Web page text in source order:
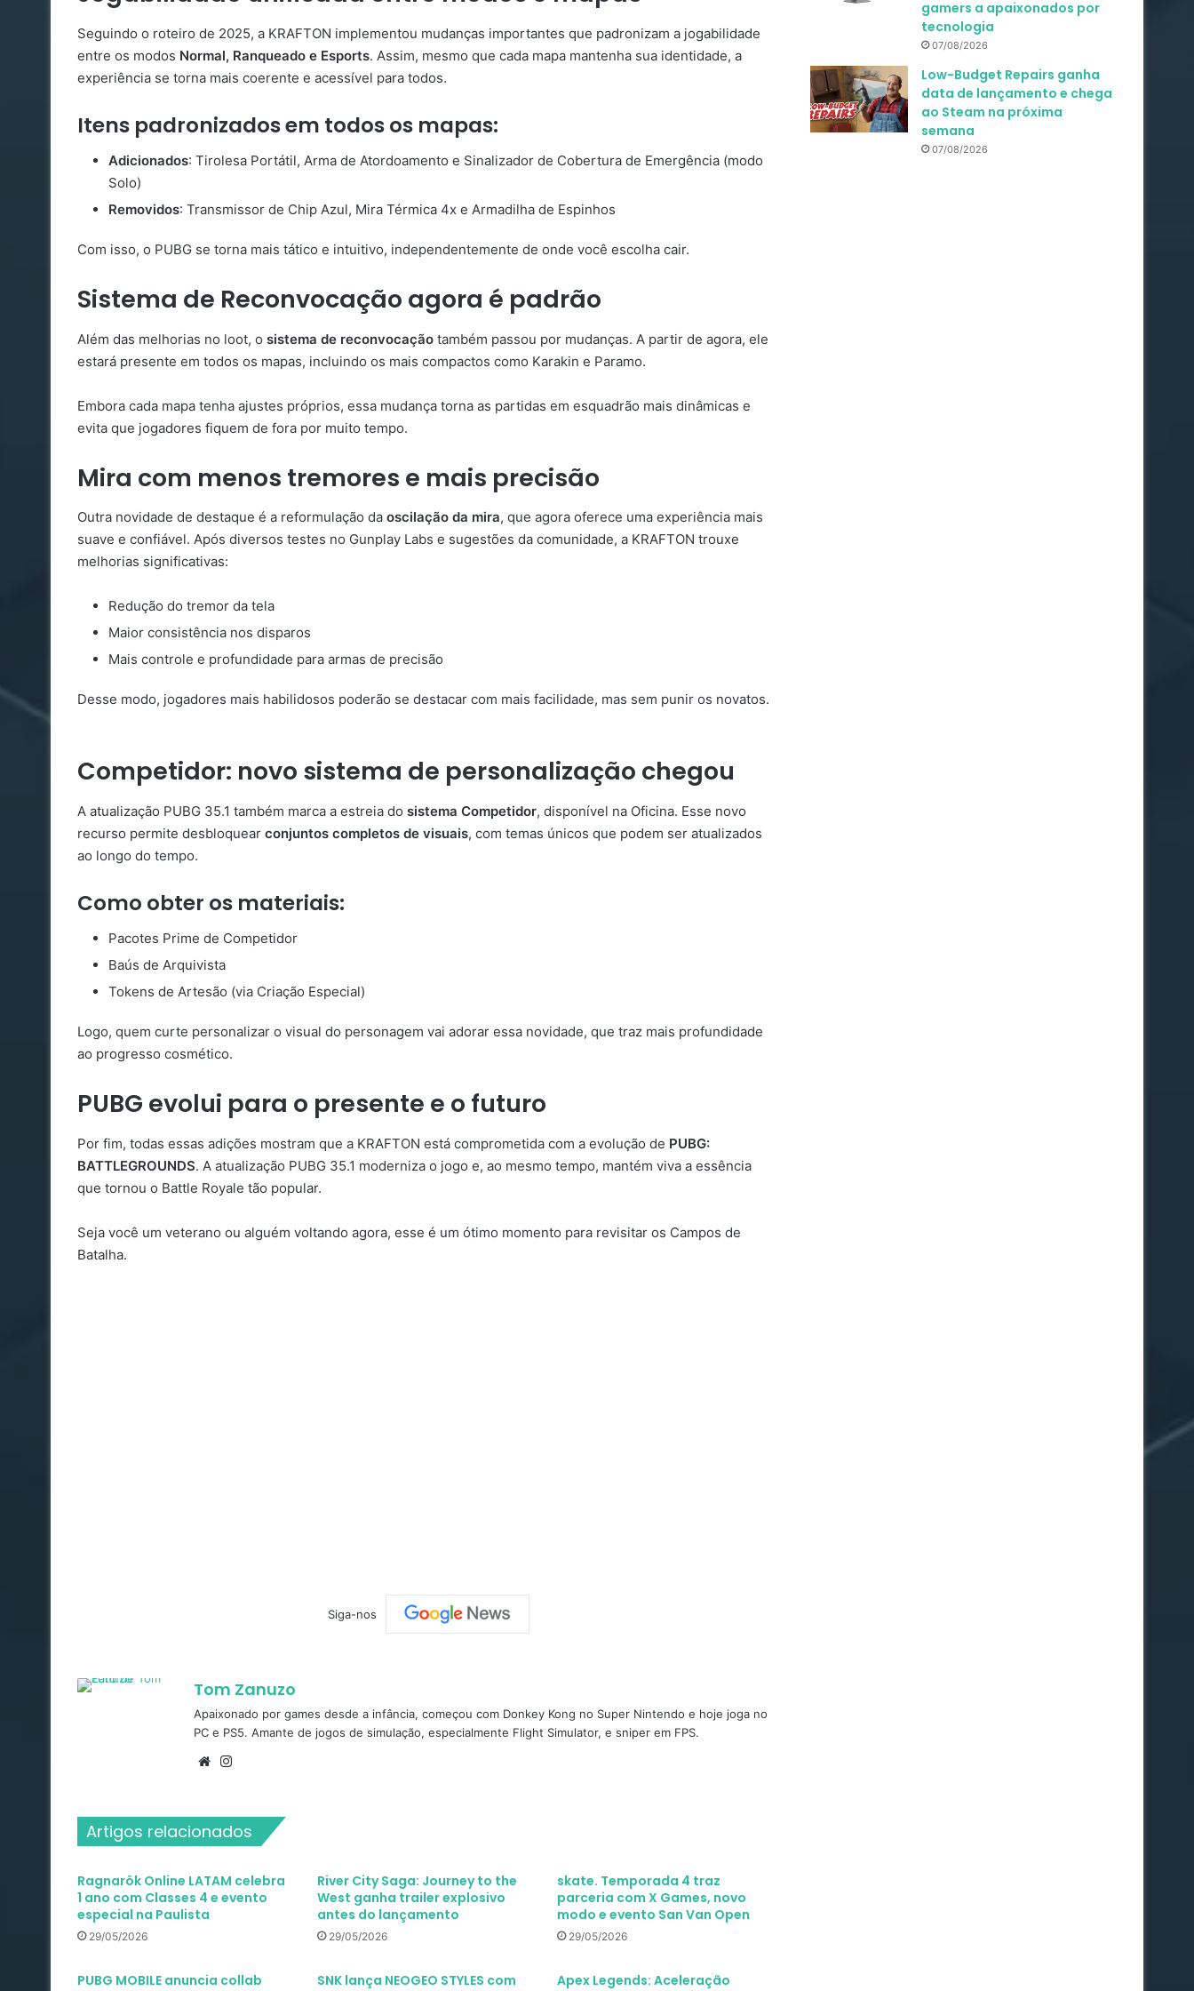
Seguindo o roteiro de 2025, a KRAFTON implementou mudanças importantes que padronizam a jogabilidade
entre os modos Normal, Ranqueado e Esports. Assim, mesmo que cada mapa mantenha sua identidade, a
experiência se torna mais coerente e acessível para todos.
Itens padronizados em todos os mapas:
Adicionados: Tirolesa Portátil, Arma de Atordoamento e Sinalizador de Cobertura de Emergência (modo
Solo)
Removidos: Transmissor de Chip Azul, Mira Térmica 4x e Armadilha de Espinhos
Com isso, o PUBG se torna mais tático e intuitivo, independentemente de onde você escolha cair.
Sistema de Reconvocação agora é padrão
Além das melhorias no loot, o sistema de reconvocação também passou por mudanças. A partir de agora, ele
estará presente em todos os mapas, incluindo os mais compactos como Karakin e Paramo.
Embora cada mapa tenha ajustes próprios, essa mudança torna as partidas em esquadrão mais dinâmicas e
evita que jogadores fiquem de fora por muito tempo.
Mira com menos tremores e mais precisão
Outra novidade de destaque é a reformulação da oscilação da mira, que agora oferece uma experiência mais
suave e confiável. Após diversos testes no Gunplay Labs e sugestões da comunidade, a KRAFTON trouxe
melhorias significativas:
Redução do tremor da tela
Maior consistência nos disparos
Mais controle e profundidade para armas de precisão
Desse modo, jogadores mais habilidosos poderão se destacar com mais facilidade, mas sem punir os novatos.
Competidor: novo sistema de personalização chegou
A atualização PUBG 35.1 também marca a estreia do sistema Competidor, disponível na Oficina. Esse novo
recurso permite desbloquear conjuntos completos de visuais, com temas únicos que podem ser atualizados
ao longo do tempo.
Como obter os materiais:
Pacotes Prime de Competidor
Baús de Arquivista
Tokens de Artesão (via Criação Especial)
Logo, quem curte personalizar o visual do personagem vai adorar essa novidade, que traz mais profundidade
ao progresso cosmético.
PUBG evolui para o presente e o futuro
Por fim, todas essas adições mostram que a KRAFTON está comprometida com a evolução de PUBG:
BATTLEGROUNDS. A atualização PUBG 35.1 moderniza o jogo e, ao mesmo tempo, mantém viva a essência
que tornou o Battle Royale tão popular.
Seja você um veterano ou alguém voltando agora, esse é um ótimo momento para revisitar os Campos de
Batalha.
Siga-nos
Tom Zanuzo
Apaixonado por games desde a infância, começou com Donkey Kong no Super Nintendo e hoje joga no
PC e PS5. Amante de jogos de simulação, especialmente Flight Simulator, e sniper em FPS.
Website
Artigos relacionados
Ragnarök Online LATAM celebra
1 ano com Classes 4 e evento
especial na Paulista
29/05/2026
River City Saga: Journey to the
West ganha trailer explosivo
antes do lançamento
29/05/2026
skate. Temporada 4 traz
parceria com X Games, novo
modo e evento San Van Open
29/05/2026
PUBG MOBILE anuncia collab
SNK lança NEOGEO STYLES com
Apex Legends: Aceleração
gamers a apaixonados por
tecnologia
07/08/2026
Low-Budget Repairs ganha
data de lançamento e chega
ao Steam na próxima
semana
07/08/2026